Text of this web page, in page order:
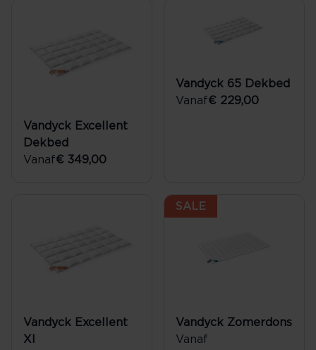
Vandyck Excellent
Dekbed
Vanaf€ 349,00
Vandyck 65 Dekbed
Vanaf€ 229,00
Vandyck Excellent
Xl
SALE
Vandyck Zomerdons
Vanaf